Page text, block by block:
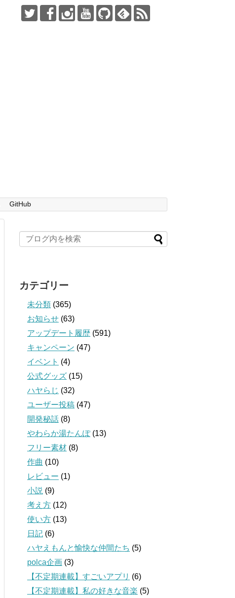
GitHub
カテゴリー
未分類 (365)
お知らせ (63)
アップデート履歴 (591)
キャンペーン (47)
イベント (4)
公式グッズ (15)
ハヤらじ (32)
ユーザー投稿 (47)
開発秘話 (8)
やわらか湯たんぽ(13)
フリー素材 (8)
作曲 (10)
レビュー (1)
小説 (9)
考え方 (12)
使い方 (13)
日記 (6)
ハヤえもんと愉快な仲間たち (5)
polca企画 (3)
【不定期連載】すごいアプリ (6)
【不定期連載】私の好きな音楽 (5)